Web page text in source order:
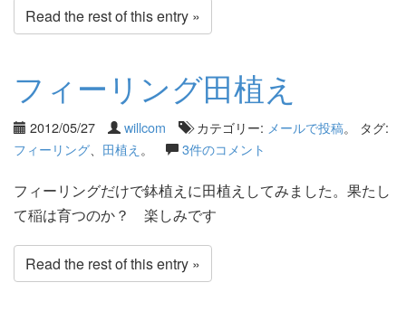
Read the rest of this entry »
フィーリング田植え
2012/05/27 willcom カテゴリー: メールで投稿。 タグ:
フィーリング
田植え 。 3件のコメント
フィーリングだけで鉢植えに田植えしてみました。果たし
て稲は育つのか？ 楽しみです
Read the rest of this entry »